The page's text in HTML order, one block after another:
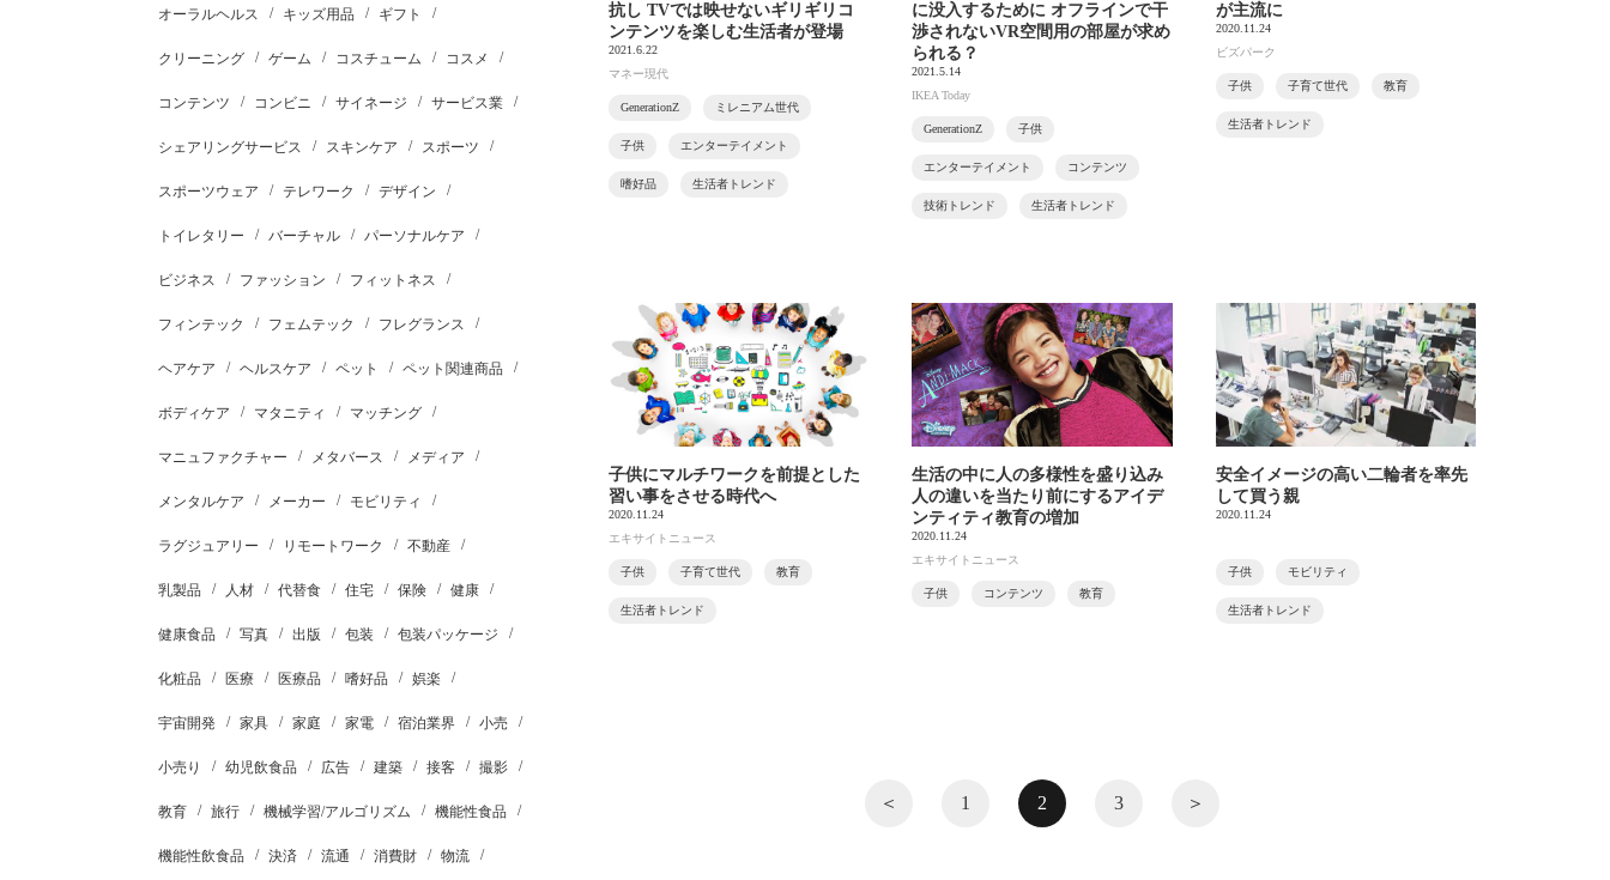
オーラルヘルス キッズ用品 ギフト
クリーニング ゲーム コスチューム コスメ
コンテンツ コンビニ サイネージ サービス業
シェアリングサービス スキンケア スポーツ
スポーツウェア テレワーク デザイン
トイレタリー バーチャル パーソナルケア
ビジネス ファッション フィットネス
フィンテック フェムテック フレグランス
ヘアケア ヘルスケア ペット ペット関連商品
ボディケア マタニティ マッチング
マニュファクチャー メタバース メディア
メンタルケア メーカー モビリティ
ラグジュアリー リモートワーク 不動産
乳製品 人材 代替食 住宅 保険 健康
健康食品 写真 出版 包装 包装パッケージ
化粧品 医療 医療品 嗜好品 娯楽
宇宙開発 家具 家庭 家電 宿泊業界 小売
小売り 幼児飲食品 広告 建築 接客 撮影
教育 旅行 機械学習/アルゴリズム 機能性食品
機能性飲食品 決済 流通 消費財 物流
抗し TVでは映せないギリギリコ
ンテンツを楽しむ生活者が登場
2021.6.22
マネー現代
GenerationZ ミレニアム世代
子供 エンターテイメント
嗜好品 生活者トレンド
に没入するために オフラインで干
渉されないVR空間用の部屋が求め
られる？
2021.5.14
IKEA Today
GenerationZ 子供
エンターテイメント コンテンツ
技術トレンド 生活者トレンド
が主流に
2020.11.24
ビズパーク
子供 子育て世代 教育
生活者トレンド
子供にマルチワークを前提とした
習い事をさせる時代へ
2020.11.24
エキサイトニュース
子供 子育て世代 教育
生活者トレンド
生活の中に人の多様性を盛り込み
人の違いを当たり前にするアイデ
ンティティ教育の増加
2020.11.24
エキサイトニュース
子供 コンテンツ 教育
安全イメージの高い二輪者を率先
して買う親
2020.11.24
子供 モビリティ
生活者トレンド
＜ 1 2 3 ＞